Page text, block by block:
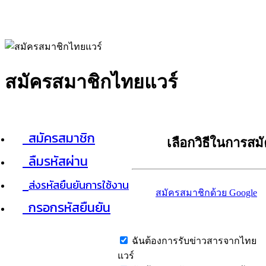
สมัครสมาชิกไทยแวร์
สมัครสมาชิก
ลืมรหัสผ่าน
ส่งรหัสยืนยันการใช้งาน
กรอกรหัสยืนยัน
เลือกวิธีในการส
สมัครสมาชิกด้วย Google
ฉันต้องการรับข่าวสารจากไทย
แวร์